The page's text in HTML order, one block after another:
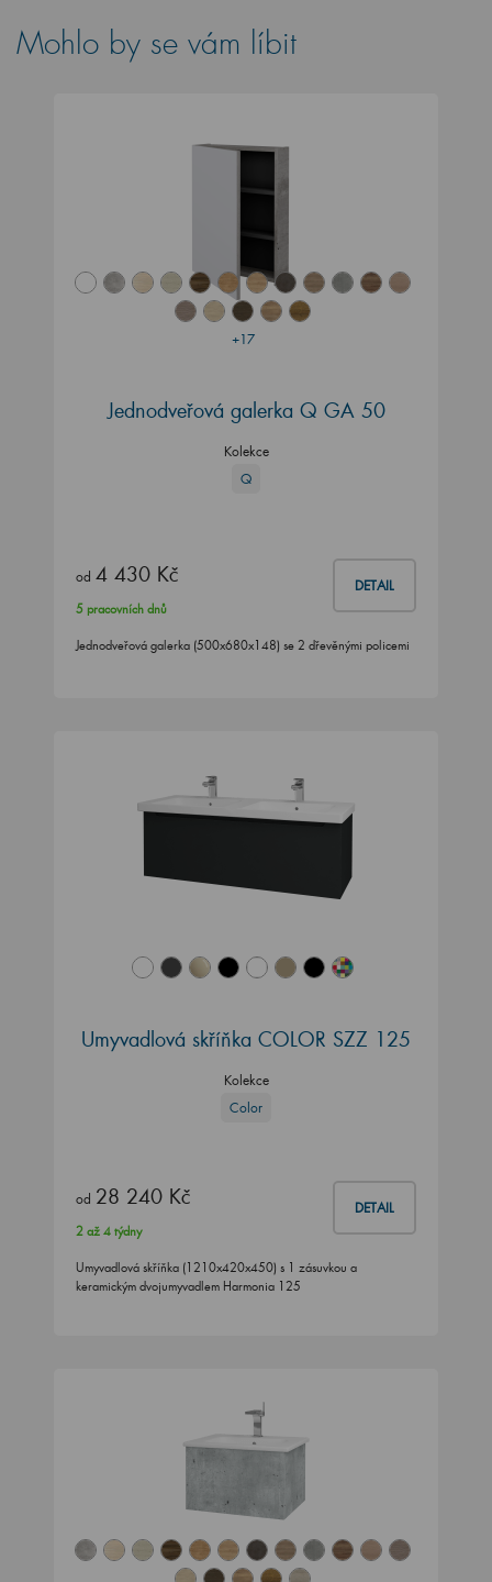
Mohlo by se vám líbit
+17
Jednodveřová galerka Q GA 50
Kolekce
Q
od 4 430 Kč DETAIL
5 pracovních dnů
Jednodveřová galerka (500x680x148) se 2 dřevěnými policemi
Umyvadlová skříňka COLOR SZZ 125
Kolekce
Color
od 28 240 Kč DETAIL
2 až 4 týdny
Umyvadlová skříňka (1210x420x450) s 1 zásuvkou a
keramickým dvojumyvadlem Harmonia 125